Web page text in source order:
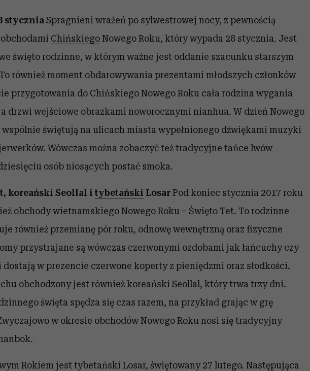
stycznia Spragnieni wrażeń po sylwestrowej nocy, z pewnością
ChińskiegoNowego Roku, który wypada 28 stycznia. Jest
święto rodzinne, w którym ważne jest oddanie szacunku starszym
również moment obdarowywania prezentami młodszych członków
przygotowania do Chińskiego Nowego Roku cała rodzina wygania
drzwi wejściowe obrazkami noworocznymi nianhua. W dzień Nowego
świętują na ulicach miasta wypełnionego dźwiękami muzyki
Wówczas można zobaczyć też tradycyjne tańce lwów
osób niosących postać smoka.
koreański Seollal itybetański Losar Pod koniec stycznia 2017 roku
obchody wietnamskiego Nowego Roku – Święto Tet. To rodzinne
również przemianę pór roku, odnowę wewnętrzną oraz fizyczne
przystrajane są wówczas czerwonymi ozdobami jak łańcuchy czy
w prezencie czerwone koperty z pieniędzmi oraz słodkości.
obchodzony jest również koreański Seollal, który trwa trzy dni.
święta spędza się czas razem, na przykład grając w grę
w okresie obchodów Nowego Roku nosi się tradycyjny
.
Rokiem jest tybetański Losar, świętowany 27 lutego. Następująca